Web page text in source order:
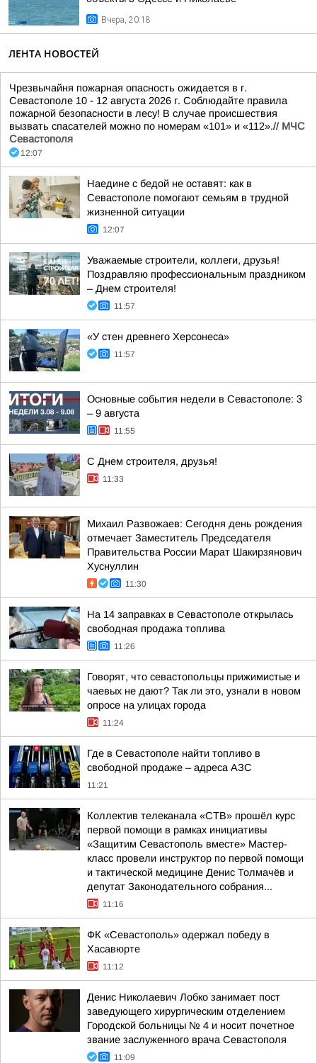
Вчера, 20:18
ЛЕНТА НОВОСТЕЙ
Чрезвычайня пожарная опасность ожидается в г.
Севастополе 10 - 12 августа 2026 г. Соблюдайте правила
пожарной безопасности в лесу! В случае происшествия
вызвать спасателей можно по номерам «101» и «112».// МЧС
Севастополя
12:07
Наедине с бедой не оставят: как в
Севастополе помогают семьям в трудной
жизненной ситуации
12:07
Уважаемые строители, коллеги, друзья!
Поздравляю профессиональным праздником
– Днем строителя!
11:57
«У стен древнего Херсонеса»
11:57
Основные события недели в Севастополе: 3
– 9 августа
11:55
С Днем строителя, друзья!
11:33
Михаил Развожаев: Сегодня день рождения
отмечает Заместитель Председателя
Правительства России Марат Шакирзянович
Хуснуллин
11:30
На 14 заправках в Севастополе открылась
свободная продажа топлива
11:26
Говорят, что севастопольцы прижимистые и
чаевых не дают? Так ли это, узнали в новом
опросе на улицах города
11:24
Где в Севастополе найти топливо в
свободной продаже – адреса АЗС
11:21
Коллектив телеканала «СТВ» прошёл курс
первой помощи в рамках инициативы
«Защитим Севастополь вместе» Мастер-
класс провели инструктор по первой помощи
и тактической медицине Денис Толмачёв и
депутат Законодательного собрания...
11:16
ФК «Севастополь» одержал победу в
Хасавюрте
11:12
Денис Николаевич Лобко занимает пост
заведующего хирургическим отделением
Городской больницы № 4 и носит почетное
звание заслуженного врача Севастополя
11:09